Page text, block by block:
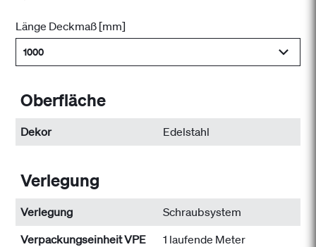
Länge Deckmaß [mm]
1000
Oberfläche
Dekor Edelstahl
Verlegung
Verlegung
Schraubsystem
Verpackungseinheit VPE
1 laufende Meter